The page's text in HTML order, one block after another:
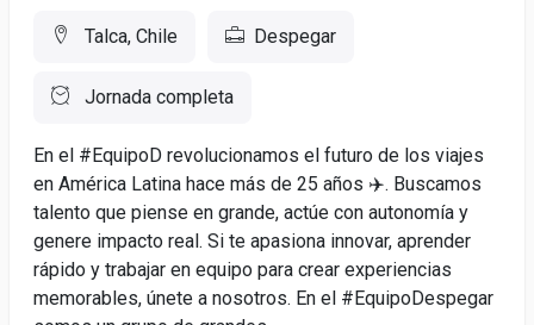
Talca, Chile Despegar
Jornada completa
En el #EquipoD revolucionamos el futuro de los viajes
en América Latina hace más de 25 años ✈️. Buscamos
talento que piense en grande, actúe con autonomía y
genere impacto real. Si te apasiona innovar, aprender
rápido y trabajar en equipo para crear experiencias
memorables, únete a nosotros. En el #EquipoDespegar